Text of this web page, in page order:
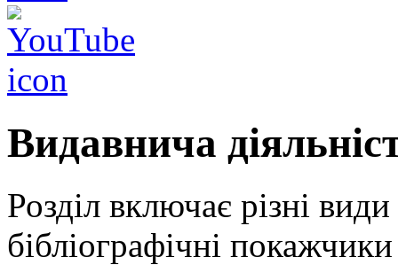
Видавнича
Розділ включає різні
бібліографічні